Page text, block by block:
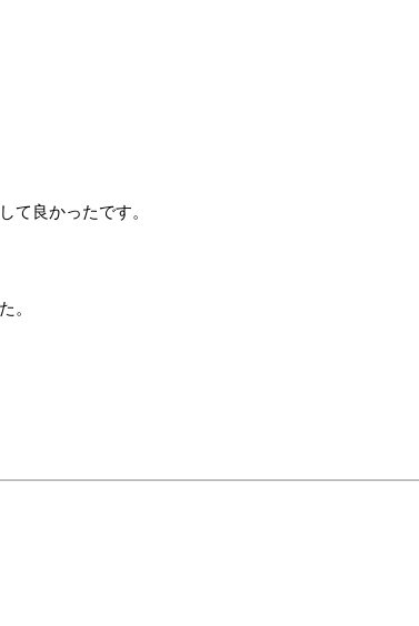
て良かったです。
。